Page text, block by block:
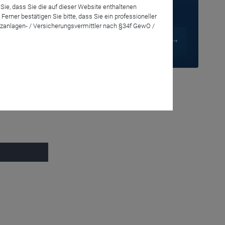
Anmelden
Auswahl
Noch
dass Sie die auf dieser Website enthaltenen
bestätigen Sie bitte, dass Sie ein professioneller
/ Versicherungsvermittler nach §34f GewO /